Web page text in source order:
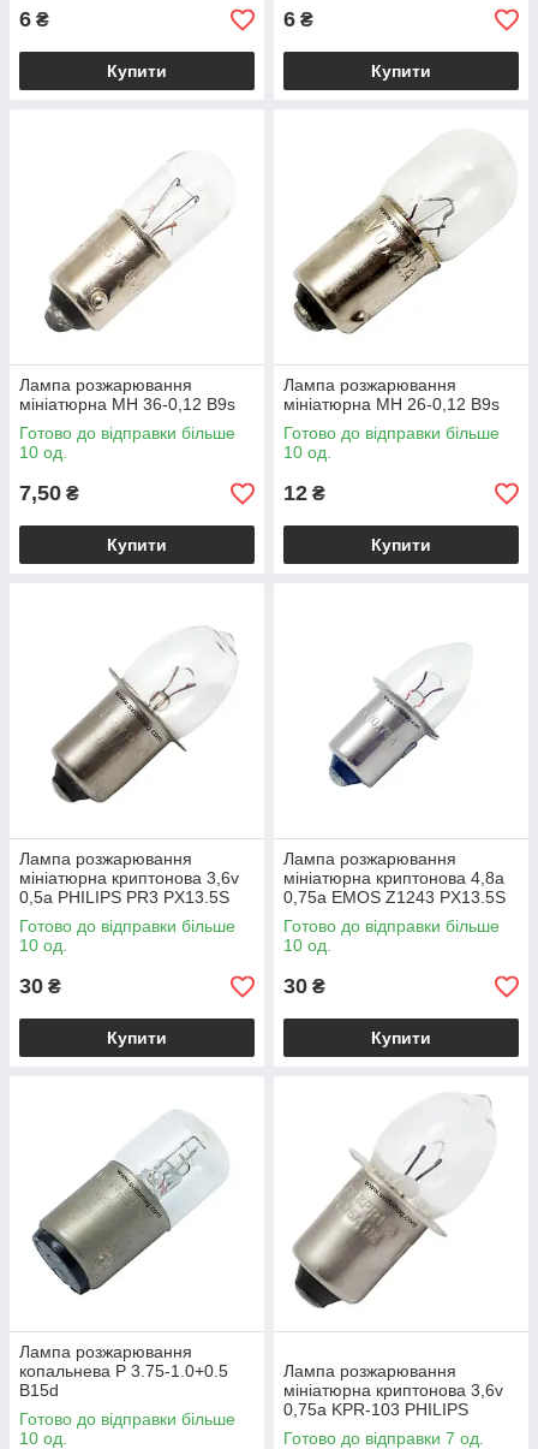
6 ₴
Купити
6 ₴
Купити
Лампа розжарювання
мініатюрна MH 36-0,12 B9s
Готово до відправки більше
10 од.
7,50 ₴
Купити
Лампа розжарювання
мініатюрна МН 26-0,12 B9s
Готово до відправки більше
10 од.
12 ₴
Купити
Лампа розжарювання
мініатюрна криптонова 3,6v
0,5a PHILIPS PR3 PX13.5S
Готово до відправки більше
10 од.
30 ₴
Купити
Лампа розжарювання
мініатюрна криптонова 4,8a
0,75a EMOS Z1243 PX13.5S
Готово до відправки більше
10 од.
30 ₴
Купити
Лампа розжарювання
копальнева Р 3.75-1.0+0.5
B15d
Готово до відправки більше
10 од.
Лампа розжарювання
мініатюрна криптонова 3,6v
0,75a KPR-103 PHILIPS
PX13.5S
Готово до відправки 7 од.